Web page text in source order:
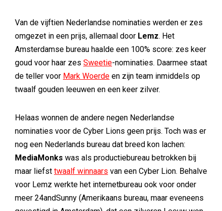
Van de vijftien Nederlandse nominaties werden er zes
omgezet in een prijs, allemaal door Lemz. Het
Amsterdamse bureau haalde een 100% score: zes keer
goud voor haar zes Sweetie-nominaties. Daarmee staat
de teller voor Mark Woerde en zijn team inmiddels op
twaalf gouden leeuwen en een keer zilver.
Helaas wonnen de andere negen Nederlandse
nominaties voor de Cyber Lions geen prijs. Toch was er
nog een Nederlands bureau dat breed kon lachen:
MediaMonks was als productiebureau betrokken bij
maar liefst twaalf winnaars van een Cyber Lion. Behalve
voor Lemz werkte het internetbureau ook voor onder
meer 24andSunny (Amerikaans bureau, maar eveneens